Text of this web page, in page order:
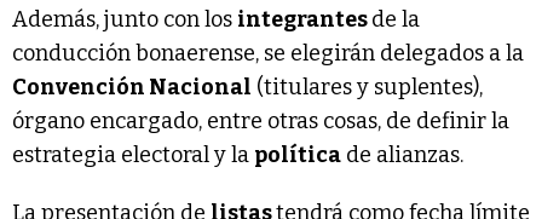
Además, junto con los integrantesde la
conducción bonaerense, se elegirán delegados a la
Convención Nacional (titulares y suplentes),
órgano encargado, entre otras cosas, de definir la
estrategia electoral y la política de alianzas.
La presentación de listastendrá como fecha límite